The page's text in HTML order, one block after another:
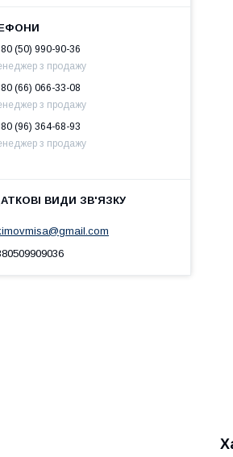
(50) 990-90-36
з продажу
(66) 066-33-08
з продажу
(96) 364-68-93
з продажу